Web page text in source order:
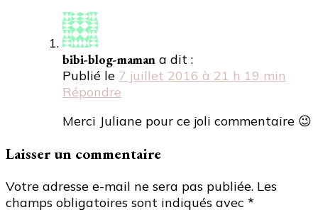
bibi-blog-maman a dit :
Publié le 7 juillet 2016 à 21 h 19 min
Répondre
Merci Juliane pour ce joli commentaire 😉
Laisser un commentaire
Votre adresse e-mail ne sera pas publiée. Les
champs obligatoires sont indiqués avec *